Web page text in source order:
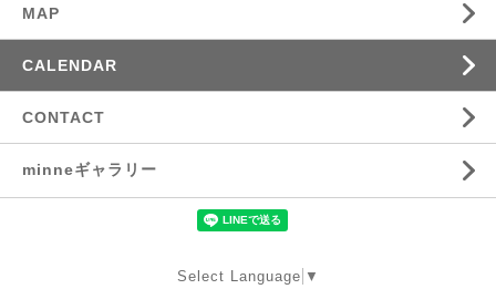
MAP
CALENDAR
CONTACT
minneギャラリー
Select Language ▼